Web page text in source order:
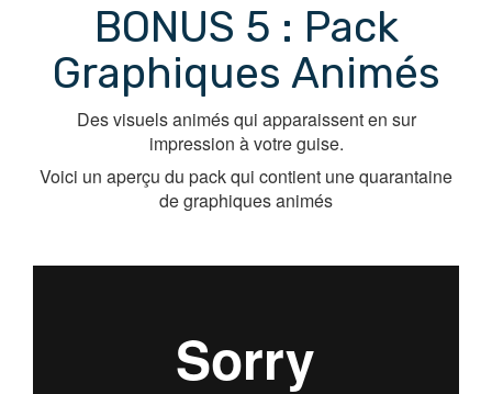
BONUS 5 : Pack
Graphiques Animés
Des visuels animés qui apparaissent en sur
impression à votre guise.
Voici un aperçu du pack qui contient une quarantaine
de graphiques animés